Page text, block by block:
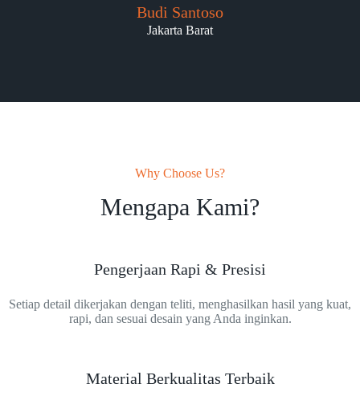
Budi Santoso
Jakarta Barat
Why Choose Us?
Mengapa Kami?
Pengerjaan Rapi & Presisi
Setiap detail dikerjakan dengan teliti, menghasilkan hasil yang kuat,
rapi, dan sesuai desain yang Anda inginkan.
Material Berkualitas Terbaik